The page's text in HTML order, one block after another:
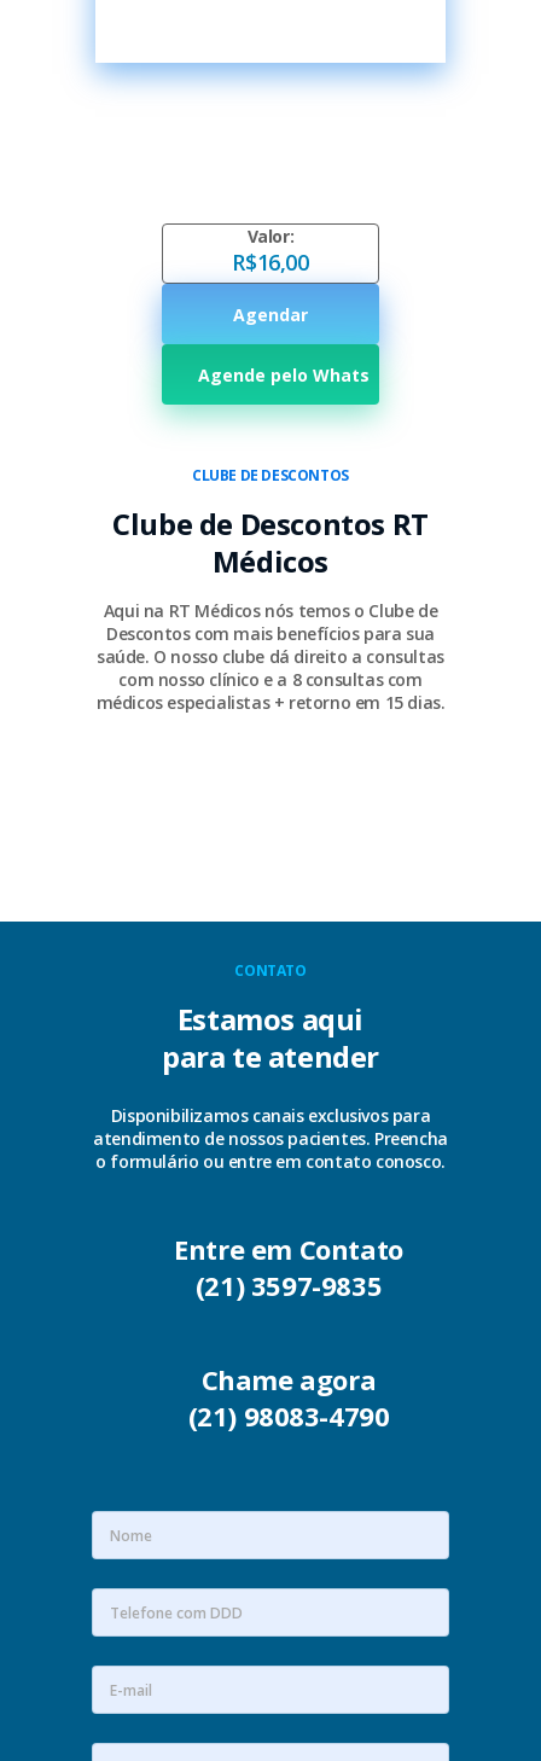
Valor:
R$16,00
Agendar
Agende pelo Whats
CLUBE DE DESCONTOS
Clube de Descontos RT
Médicos
Aqui na RT Médicos nós temos o Clube de
Descontos com mais benefícios para sua
saúde. O nosso clube dá direito a consultas
com nosso clínico e a 8 consultas com
médicos especialistas + retorno em 15 dias.
CONTATO
Estamos aqui
para te atender
Disponibilizamos canais exclusivos para
atendimento de nossos pacientes. Preencha
o formulário ou entre em contato conosco.
Entre em Contato
(21) 3597-9835
Chame agora
(21) 98083-4790